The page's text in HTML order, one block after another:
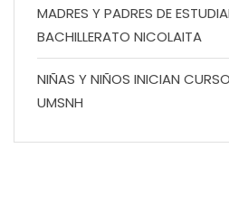
MADRES Y PADRES DE
BACHILLERATO NICOLAITA
NIÑAS Y NIÑOS INICIAN
UMSNH